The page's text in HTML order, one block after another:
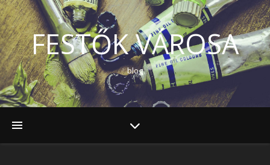
FESTŐK VÁROSA
blog